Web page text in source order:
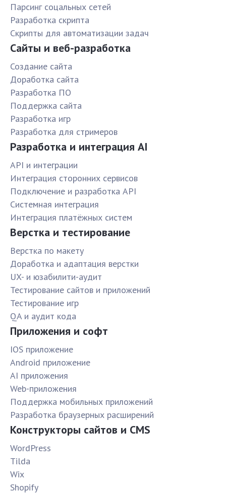
Парсинг соцальных сетей
Разработка скрипта
Скрипты для автоматизации задач
Сайты и веб-разработка
Создание сайта
Доработка сайта
Разработка ПО
Поддержка сайта
Разработка игр
Разработка для стримеров
Разработка и интеграция AI
API и интеграции
Интеграция сторонних сервисов
Подключение и разработка API
Системная интеграция
Интеграция платёжных систем
Верстка и тестирование
Верстка по макету
Доработка и адаптация верстки
UX- и юзабилити-аудит
Тестирование сайтов и приложений
Тестирование игр
QA и аудит кода
Приложения и софт
IOS приложение
Android приложение
AI приложения
Web-приложения
Поддержка мобильных приложений
Разработка браузерных расширений
Конструкторы сайтов и CMS
WordPress
Tilda
Wix
Shopify